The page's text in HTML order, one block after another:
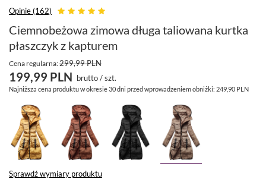
Opinie (162)
Ciemnobeżowa zimowa długa taliowana kurtka
płaszczyk z kapturem
Cena regularna:299,99 PLN
199,99 PLN brutto/szt.
Najniższa cena produktu w okresie 30 dni przed wprowadzeniem obniżki: 249,90 PLN
Sprawdź wymiary produktu